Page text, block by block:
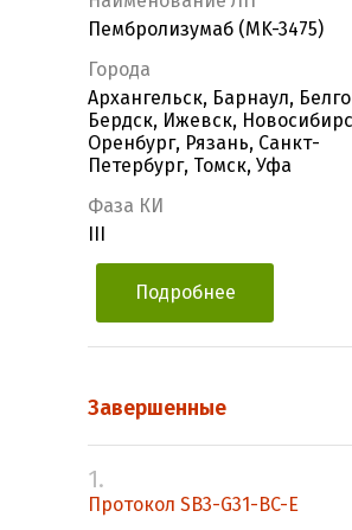
Пембролизумаб (MK-3475)
Города
Архангельск, Барнаул,
Бердск, Ижевск,
Оренбург, Рязань, Санкт-
Петербург, Томск, Уфа
Фаза КИ
Подробнее
Завершенные
1.
Протокол SB3-G31-BC-E